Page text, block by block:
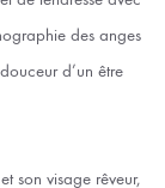
des anges
d’un être
son visage rêveur,